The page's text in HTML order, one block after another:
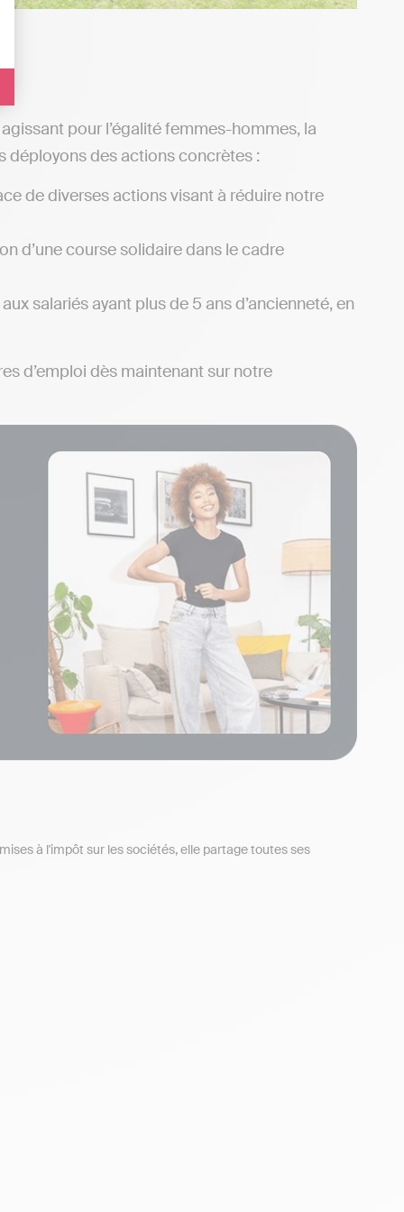
pour l’égalité femmes-hommes, la
déployons des actions concrètes :
de diverses actions visant à réduire notre
d’une course solidaire dans le cadre
salariés ayant plus de 5 ans d’ancienneté, en
d’emploi dès maintenant sur notre
à l'impôt sur les sociétés, elle partage toutes ses